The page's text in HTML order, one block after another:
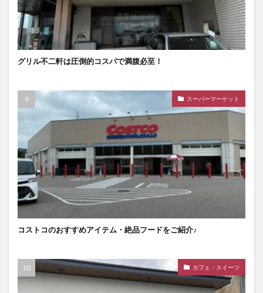
グリル不二軒は圧倒的コスパで満腹必至！
スーパーマーケット
コストコのおすすめアイテム・絶品フードをご紹介♪
カフェ・スイーツ